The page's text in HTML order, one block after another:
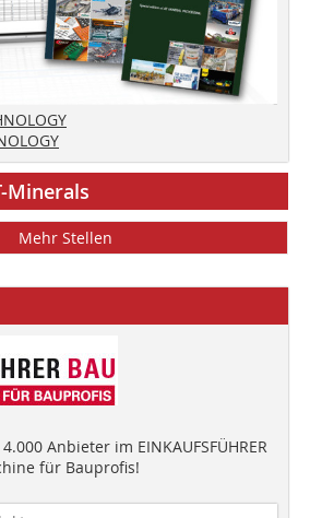
Minerals
Mehr Stellen
Anbieter im EINKAUFSFÜHRER
für Bauprofis!